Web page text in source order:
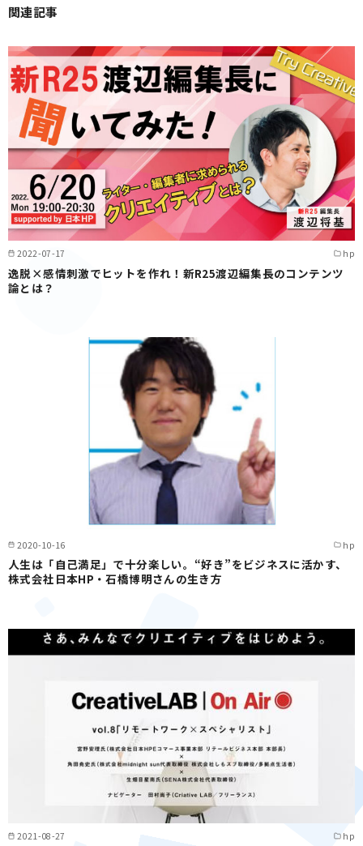
関連記事
2022-07-17 hp
逸脱×感情刺激でヒットを作れ！新R25渡辺編集長のコンテンツ
論とは？
2020-10-16 hp
人生は「自己満足」で十分楽しい。“好き”をビジネスに活かす、
株式会社日本HP・石橋博明さんの生き方
2021-08-27 hp